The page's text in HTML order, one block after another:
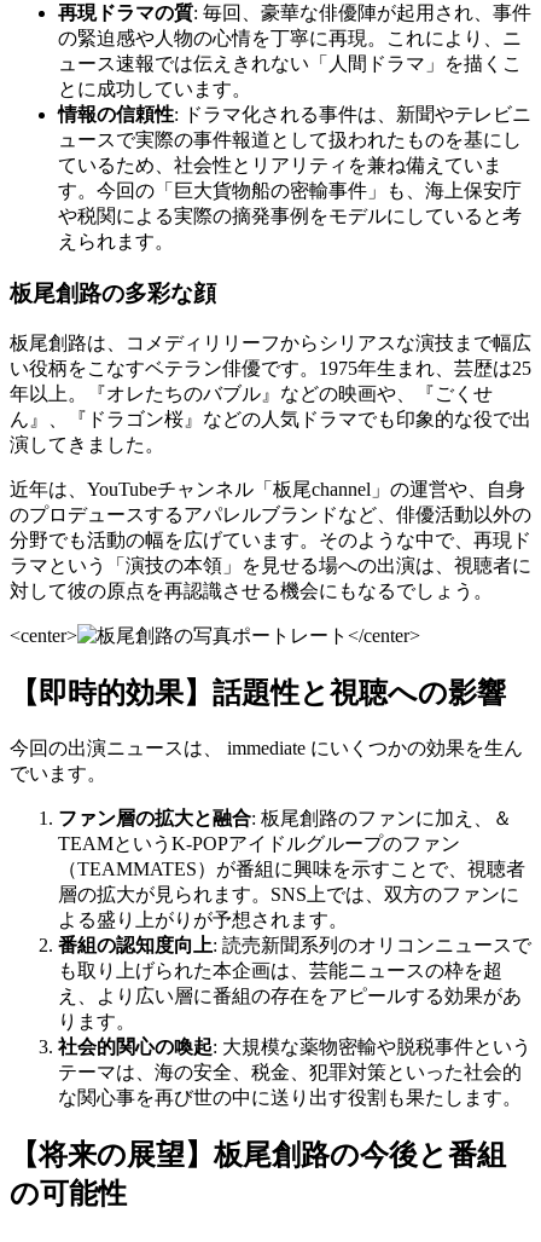
再現ドラマの質: 毎回、豪華な俳優陣が起用され、事件
の緊迫感や人物の心情を丁寧に再現。これにより、ニ
ュース速報では伝えきれない「人間ドラマ」を描くこ
とに成功しています。
情報の信頼性: ドラマ化される事件は、新聞やテレビニ
ュースで実際の事件報道として扱われたものを基にし
ているため、社会性とリアリティを兼ね備えていま
す。今回の「巨大貨物船の密輸事件」も、海上保安庁
や税関による実際の摘発事例をモデルにしていると考
えられます。
板尾創路の多彩な顔
板尾創路は、コメディリリーフからシリアスな演技まで幅広
い役柄をこなすベテラン俳優です。1975年生まれ、芸歴は25
年以上。『オレたちのバブル』などの映画や、『ごくせ
ん』、『ドラゴン桜』などの人気ドラマでも印象的な役で出
演してきました。
近年は、YouTubeチャンネル「板尾channel」の運営や、自身
のプロデュースするアパレルブランドなど、俳優活動以外の
分野でも活動の幅を広げています。そのような中で、再現ド
ラマという「演技の本領」を見せる場への出演は、視聴者に
対して彼の原点を再認識させる機会にもなるでしょう。
<center> </center>
【即時的効果】話題性と視聴への影響
今回の出演ニュースは、 immediate にいくつかの効果を生ん
でいます。
ファン層の拡大と融合: 板尾創路のファンに加え、＆
TEAMというK-POPアイドルグループのファン
（TEAMMATES）が番組に興味を示すことで、視聴者
層の拡大が見られます。SNS上では、双方のファンに
よる盛り上がりが予想されます。
番組の認知度向上: 読売新聞系列のオリコンニュースで
も取り上げられた本企画は、芸能ニュースの枠を超
え、より広い層に番組の存在をアピールする効果があ
ります。
社会的関心の喚起: 大規模な薬物密輸や脱税事件という
テーマは、海の安全、税金、犯罪対策といった社会的
な関心事を再び世の中に送り出す役割も果たします。
【将来の展望】板尾創路の今後と番組
の可能性